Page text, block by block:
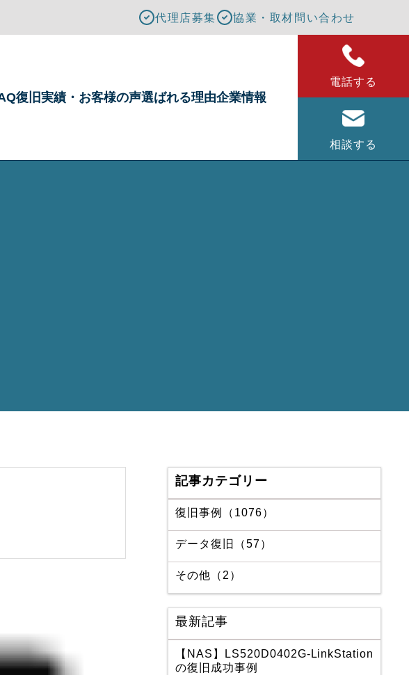
代理店募集 協業・取材問い合わせ
復旧実績・ お客様の声選ばれる理由企業情報
電話する
相談する
記事カテゴリー
復旧事例（1076）
データ復旧（57）
その他（2）
最新記事
【NAS】LS520D0402G-LinkStation
の復旧成功事例